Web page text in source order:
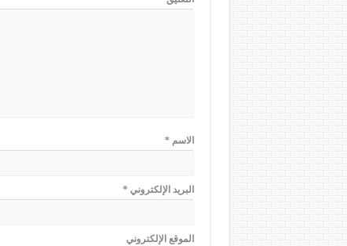
الاسم*
البريد الإلكتروني*
الموقع الإلكتروني